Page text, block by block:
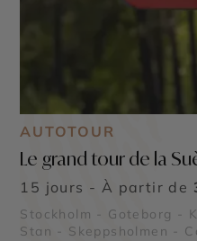
AUTOTOUR
Le grand tour de la
15 jours - À partir de
Stockholm - Goteborg -
Stan - Skeppsholmen -